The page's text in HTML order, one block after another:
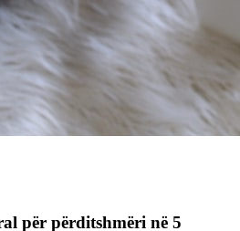
për përditshmëri në 5